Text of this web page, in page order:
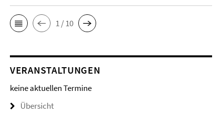
1 / 10
VERANSTALTUNGEN
keine aktuellen Termine
Übersicht